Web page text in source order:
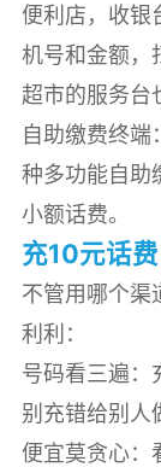
便利店，收银
机号和金额，
超市的服务台
自助缴费终端
种多功能自助
小额话费。
充10元话
不管用哪个渠
利利：
号码看三遍：
别充错给别人
便宜莫贪心：